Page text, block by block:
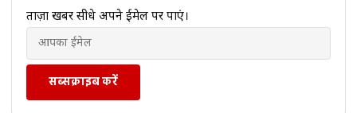
ताज़ा खबरें सीधे अपने ईमेल पर पाएं।
सब्सक्राइब करें